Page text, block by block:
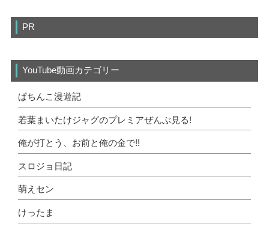
PR
YouTube動画カテゴリー
ぱちんこ漫遊記
若葉まいたけジャグのプレミアぜんぶ見る!
俺が打とう、お前と俺の金で!!
スロジョ日記
萌えセン
けったま